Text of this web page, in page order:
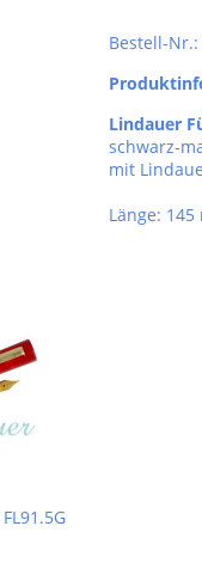
Bestell-Nr.:
Lindauer
schwarz-
mit
Länge: 145